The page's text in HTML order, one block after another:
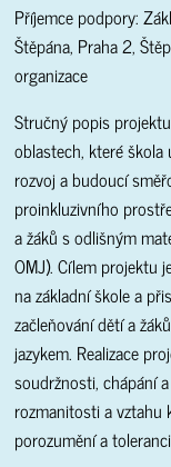
Příjemce podpory:
Štěpána, Praha 2,
organizace
Stručný popis
oblastech, které
rozvoj a budoucí
proinkluzivního
a žáků s odlišným
OMJ). Cílem projektu
na základní škole a
začleňování dětí a
jazykem. Realizace
soudržnosti, chápání
rozmanitosti a
porozumění a